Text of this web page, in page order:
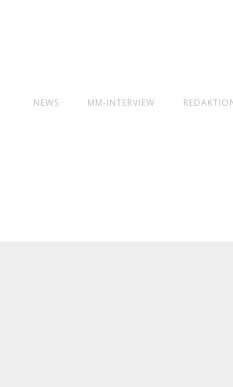
NEWS MM-INTERVIEW